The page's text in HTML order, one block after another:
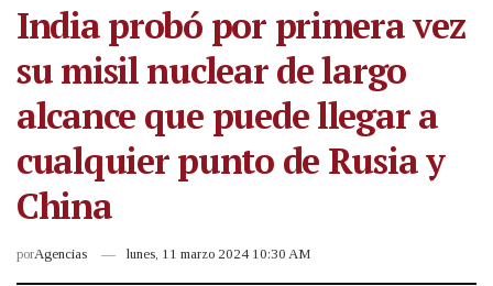
India probó por primera vez
su misil nuclear de largo
alcance que puede llegar a
cualquier punto de Rusia y
China
porAgencias lunes, 11 marzo 2024 10:30 AM